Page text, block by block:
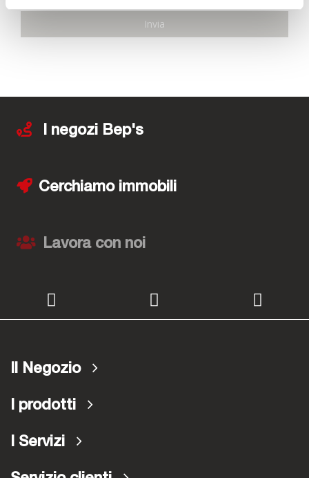
Invia
I negozi Bep's
Cerchiamo immobili
Lavora con noi
Il Negozio
I prodotti
I Servizi